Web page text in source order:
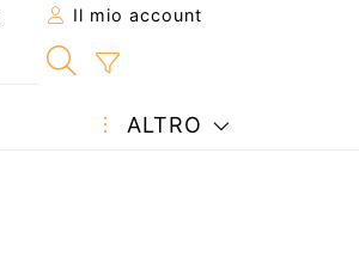
Il mio account
ALTRO